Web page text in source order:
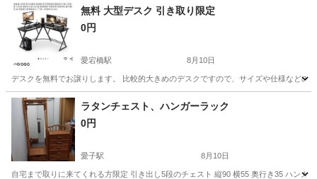
宮城 仙台市 八木山動物公園駅 その他
無料 大型デスク 引き取り限定
0円
愛宕橋駅 8月10日
デスクを無料でお譲りします。 比較的大きめのデスクですので、サイズや仕様など
宮城 仙台市 愛宕橋駅 テーブル デスク
ラタンチェスト、ハンガーラック
0円
愛子駅 8月10日
自宅まで取りに来てくれる方限定 引き出し5段のチェスト 縦90 横55 奥行き35 ハン